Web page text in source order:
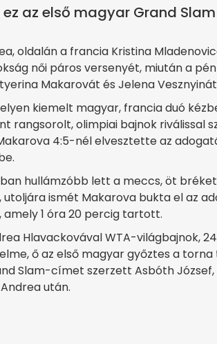
ez az első magyar Grand
oldalán a francia Kristina
női páros versenyét, miután a
Makarovát és Jelena
kiemelt magyar, francia duó
rangsorolt, olimpiai bajnok riválissal
4:5-nél elvesztette az
hullámzóbb lett a meccs, öt
utoljára ismét Makarova bukta el az
amely 1 óra 20 percig tartott.
Hlavackovával WTA-világbajnok,
ő az első magyar győztes a
Slam-címet szerzett Asbóth József,
után.